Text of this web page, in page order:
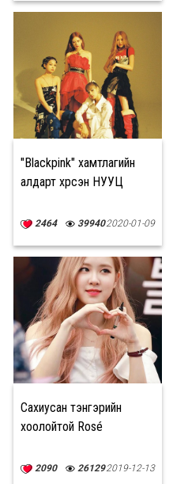
"Blackpink" хамтлагийн
алдарт хүрсэн НУУЦ
2464 399402020-01-09
Сахиусан тэнгэрийн
хоолойтой Rosé
2090 261292019-12-13